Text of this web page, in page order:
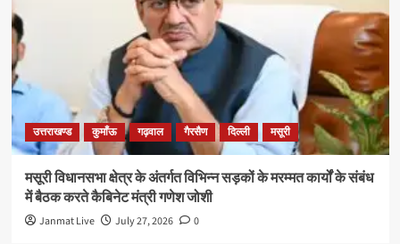
उत्तराखण्ड कुमाँऊ गढ़वाल गैरसैण दिल्ली मसूरी
मसूरी विधानसभा क्षेत्र के अंतर्गत विभिन्न सड़कों के मरम्मत कार्यों के संबंध
में बैठक करते कैबिनेट मंत्री गणेश जोशी
Janmat Live July 27, 2026 0